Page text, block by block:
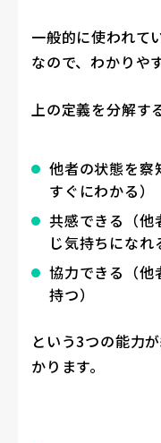
一般的に使われて
なので、わかりや
上の定義を分解す
他者の状態を察
すぐにわかる）
共感できる（他
じ気持ちになれ
協力できる（他
持つ）
という3つの能力
かります。